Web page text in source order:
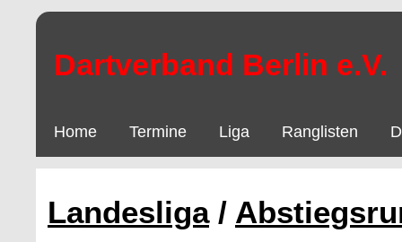
Dartverband Berlin e.V.
Home Termine Liga Ranglisten
Landesliga/